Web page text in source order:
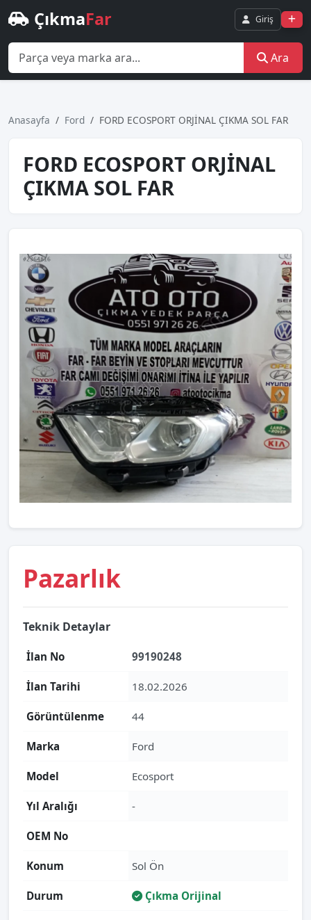
ÇıkmaFar Giriş
Ara
Anasayfa Ford FORD ECOSPORT ORJİNAL ÇIKMA SOL FAR
FORD ECOSPORT ORJİNAL
ÇIKMA SOL FAR
Pazarlık
Teknik Detaylar
İlan No 99190248
İlan Tarihi 18.02.2026
Görüntülenme 44
Marka Ford
Model Ecosport
Yıl Aralığı -
OEM No
Konum Sol Ön
Durum Çıkma Orijinal